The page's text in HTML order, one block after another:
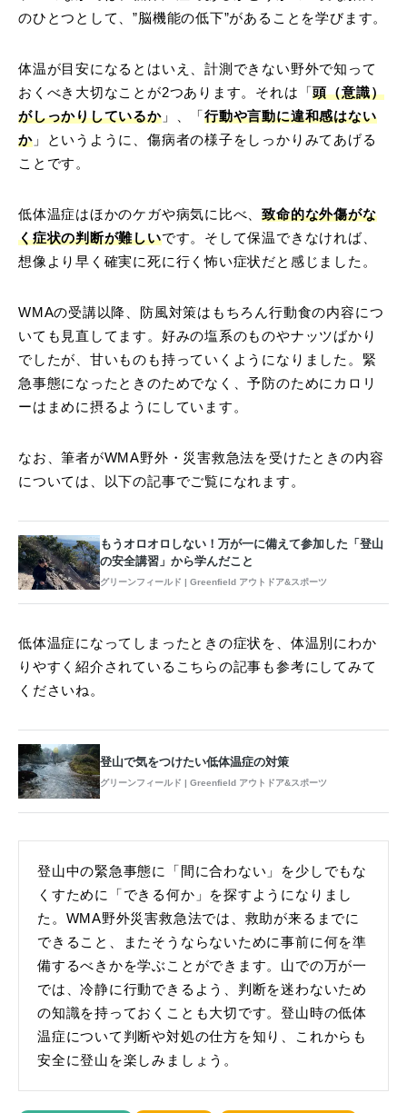
のひとつとして、”脳機能の低下”があることを学びます。
体温が目安になるとはいえ、計測できない野外で知って
おくべき大切なことが2つあります。それは「頭（意識）
がしっかりしているか」、「行動や言動に違和感はない
か」というように、傷病者の様子をしっかりみてあげる
ことです。
低体温症はほかのケガや病気に比べ、致命的な外傷がな
く症状の判断が難しいです。そして保温できなければ、
想像より早く確実に死に行く怖い症状だと感じました。
WMAの受講以降、防風対策はもちろん行動食の内容につ
いても見直してます。好みの塩系のものやナッツばかり
でしたが、甘いものも持っていくようになりました。緊
急事態になったときのためでなく、予防のためにカロリ
ーはまめに摂るようにしています。
なお、筆者がWMA野外・災害救急法を受けたときの内容
については、以下の記事でご覧になれます。
もうオロオロしない！万が一に備えて参加した「登山
の安全講習」から学んだこと
グリーンフィールド | Greenfield アウトドア&スポーツ
低体温症になってしまったときの症状を、体温別にわか
りやすく紹介されているこちらの記事も参考にしてみて
くださいね。
登山で気をつけたい低体温症の対策
グリーンフィールド | Greenfield アウトドア&スポーツ
登山中の緊急事態に「間に合わない」を少しでもな
くすために「できる何か」を探すようになりまし
た。WMA野外災害救急法では、救助が来るまでに
できること、またそうならないために事前に何を準
備するべきかを学ぶことができます。山での万が一
では、冷静に行動できるよう、判断を迷わないため
の知識を持っておくことも大切です。登山時の低体
温症について判断や対処の仕方を知り、これからも
安全に登山を楽しみましょう。